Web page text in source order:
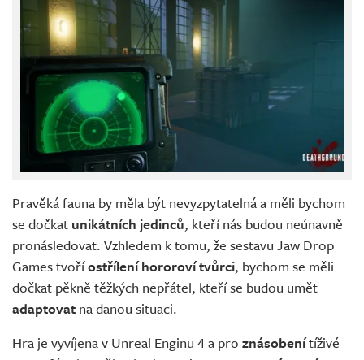
Pravěká fauna by měla být nevyzpytatelná a měli bychom
se dočkat unikátních jedinců, kteří nás budou neúnavně
pronásledovat. Vzhledem k tomu, že sestavu Jaw Drop
Games tvoříostřílení hororoví tvůrci, bychom se měli
dočkat pěkně těžkých nepřátel, kteří se budou umět
adaptovat na danou situaci.
Hra je vyvíjena v Unreal Enginu 4 a pro znásobenítíživé